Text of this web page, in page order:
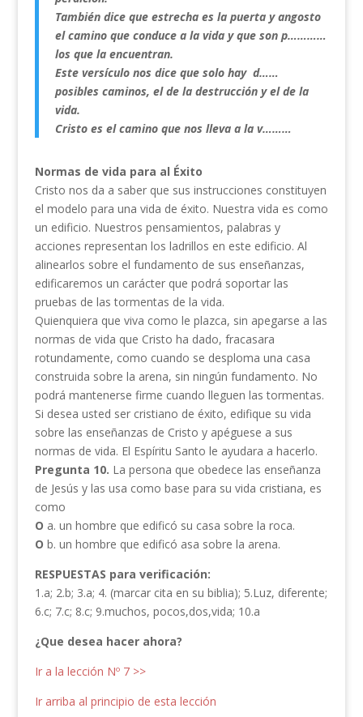
También dice que estrecha es la puerta y angosto
el camino que conduce a la vida y que son p…………
los que la encuentran.
Este versículo nos dice que solo hay d……
posibles caminos, el de la destrucción y el de la
vida.
Cristo es el camino que nos lleva a la v………
Normas de vida para al Éxito
Cristo nos da a saber que sus instrucciones constituyen
el modelo para una vida de éxito. Nuestra vida es como
un edificio. Nuestros pensamientos, palabras y
acciones representan los ladrillos en este edificio. Al
alinearlos sobre el fundamento de sus enseñanzas,
edificaremos un carácter que podrá soportar las
pruebas de las tormentas de la vida.
Quienquiera que viva como le plazca, sin apegarse a las
normas de vida que Cristo ha dado, fracasara
rotundamente, como cuando se desploma una casa
construida sobre la arena, sin ningún fundamento. No
podrá mantenerse firme cuando lleguen las tormentas.
Si desea usted ser cristiano de éxito, edifique su vida
sobre las enseñanzas de Cristo y apéguese a sus
normas de vida. El Espíritu Santo le ayudara a hacerlo.
Pregunta 10. La persona que obedece las enseñanza
de Jesús y las usa como base para su vida cristiana, es
como
O a. un hombre que edificó su casa sobre la roca.
O b. un hombre que edificó asa sobre la arena.
RESPUESTAS para verificación:
1.a; 2.b; 3.a; 4. (marcar cita en su biblia); 5.Luz, diferente;
6.c; 7.c; 8.c; 9.muchos, pocos,dos,vida; 10.a
¿Que desea hacer ahora?
Ir a la lección Nº 7 >>
Ir arriba al principio de esta lección